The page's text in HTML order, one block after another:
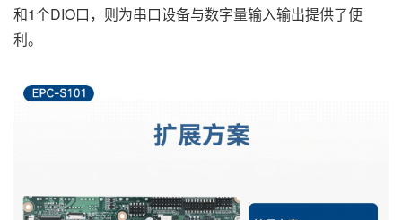
和1个DIO口，则为串口设备与数字量输入输出提供了便
利。